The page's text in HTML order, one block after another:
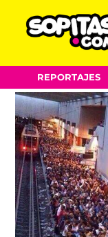
Skip
to
content
REPORTAJES